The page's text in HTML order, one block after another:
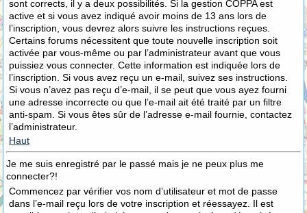
sont corrects, il y a deux possibilités. Si la gestion COPPA est
active et si vous avez indiqué avoir moins de 13 ans lors de
l’inscription, vous devrez alors suivre les instructions reçues.
Certains forums nécessitent que toute nouvelle inscription soit
activée par vous-même ou par l’administrateur avant que vous
puissiez vous connecter. Cette information est indiquée lors de
l’inscription. Si vous avez reçu un e-mail, suivez ses instructions.
Si vous n’avez pas reçu d’e-mail, il se peut que vous ayez fourni
une adresse incorrecte ou que l’e-mail ait été traité par un filtre
anti-spam. Si vous êtes sûr de l’adresse e-mail fournie, contactez
l’administrateur.
Haut
Je me suis enregistré par le passé mais je ne peux plus me
connecter?!
Commencez par vérifier vos nom d’utilisateur et mot de passe
dans l’e-mail reçu lors de votre inscription et réessayez. Il est